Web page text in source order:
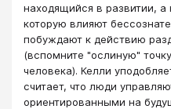
находящийся в развитии, а
которую влияют
побуждают к действию
(вспомните "ослиную"
человека). Келли
считает, что люди
ориентированными на